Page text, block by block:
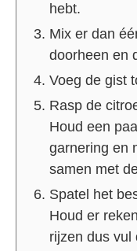
hebt.
Mix er dan
doorheen en
Voeg de gist
Rasp de
Houd een
garnering en
samen met
Spatel het
Houd er
rijzen dus vul